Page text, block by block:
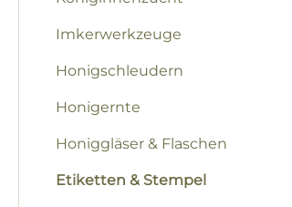
Imkerwerkzeuge
Honigschleudern
Honigernte
Honiggläser & Flaschen
Etiketten & Stempel